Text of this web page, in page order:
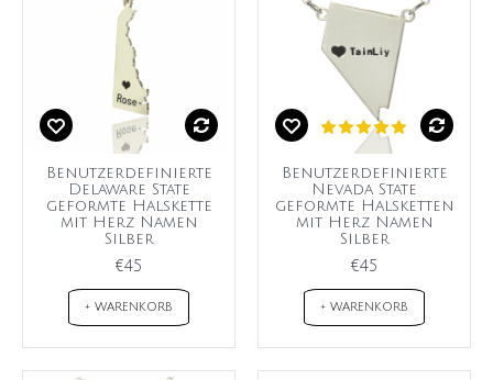
Benutzerdefinierte
Delaware State
geformte Halskette
mit Herz Namen
Silber
€45
+ WARENKORB
Benutzerdefinierte
Nevada State
geformte Halsketten
mit Herz Namen
Silber
€45
+ WARENKORB